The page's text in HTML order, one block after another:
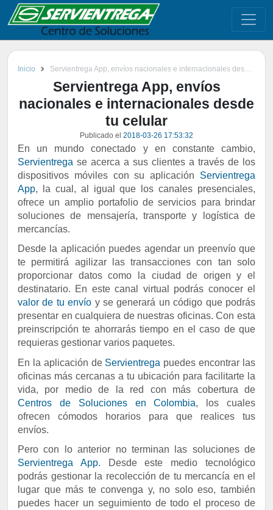
Inicio Servientrega App, envíos nacionales e internacionales desde tu celular
Servientrega App, envíos
nacionales e internacionales desde
tu celular
Publicado el 2018-03-26 17:53:32
En un mundo conectado y en constante cambio,
Servientrega se acerca a sus clientes a través de los
dispositivos móviles con su aplicación Servientrega
App, la cual, al igual que los canales presenciales,
ofrece un amplio portafolio de servicios para brindar
soluciones de mensajería, transporte y logística de
mercancías.
Desde la aplicación puedes agendar un preenvío que
te permitirá agilizar las transacciones con tan solo
proporcionar datos como la ciudad de origen y el
destinatario. En este canal virtual podrás conocer el
valor de tu envío y se generará un código que podrás
presentar en cualquiera de nuestras oficinas. Con esta
preinscripción te ahorrarás tiempo en el caso de que
requieras gestionar varios paquetes.
En la aplicación de Servientrega puedes encontrar las
oficinas más cercanas a tu ubicación para facilitarte la
vida, por medio de la red con más cobertura de
Centros de Soluciones en Colombia, los cuales
ofrecen cómodos horarios para que realices tus
envíos.
Pero con lo anterior no terminan las soluciones de
Servientrega App. Desde este medio tecnológico
podrás gestionar la recolección de tu mercancía en el
lugar que más te convenga y, no solo eso, también
puedes hacer un seguimiento de todo el proceso de